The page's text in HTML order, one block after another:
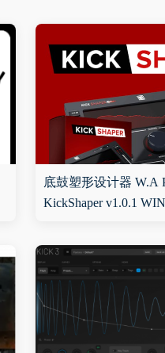
底鼓塑形设计器 W.A
KickShaper v1.0.1 WIN